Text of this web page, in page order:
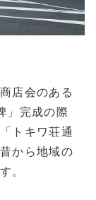
店会のある
」完成の際
トキワ荘通
から地域の
。